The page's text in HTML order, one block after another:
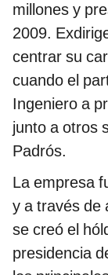
millones y
2009.
centrar su
cuando el
Ingeniero a
junto a otros
Padrós.
La empresa
y a través de
se creó el
presidencia